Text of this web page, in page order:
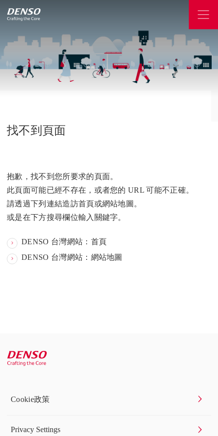
找不到頁面
抱歉，找不到您所要求的頁面。
此頁面可能已經不存在，或者您的 URL 可能不正確。
請透過下列連結造訪首頁或網站地圖。
或是在下方搜尋欄位輸入關鍵字。
DENSO 台灣網站：首頁
DENSO 台灣網站：網站地圖
Cookie政策
Privacy Settings